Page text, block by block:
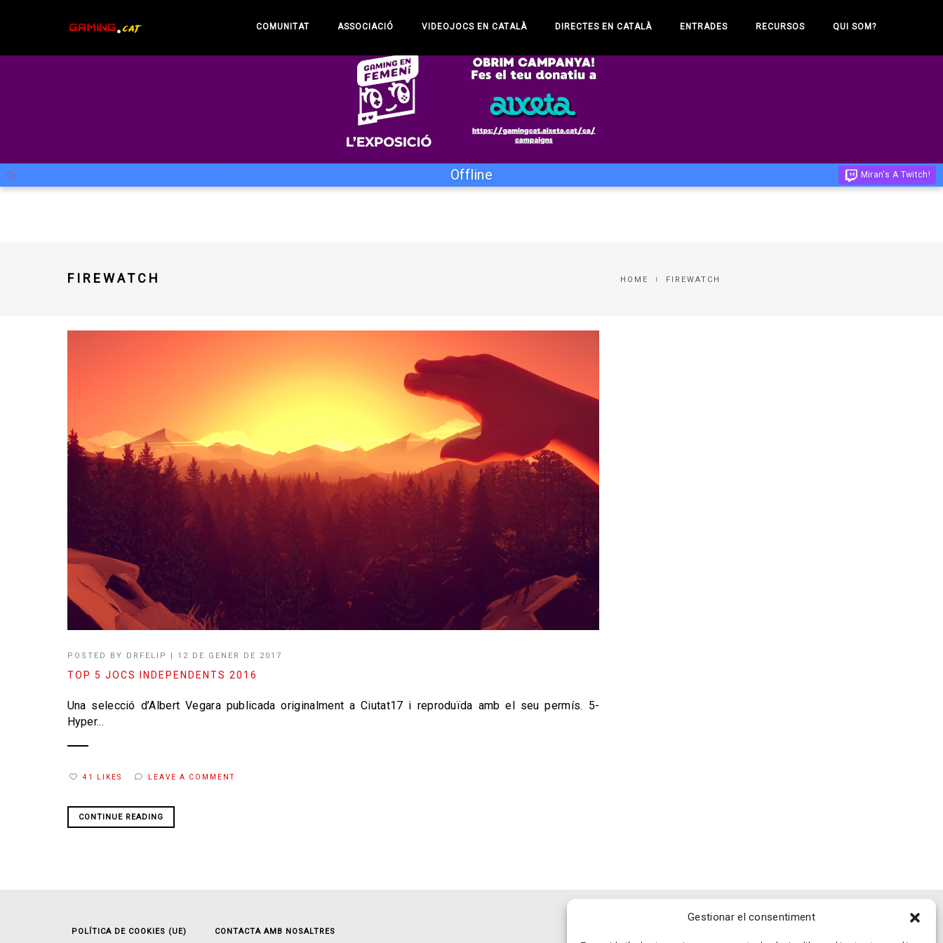
Gestionar el consentiment
Offline Miran's A Twitch!
COMUNITAT ASSOCIACIÓ VIDEOJOCS EN CATALÀ DIRECTES EN CATALÀ ENTRADES RECURSOS QUI SOM?
FIREWATCH HOME FIREWATCH
POSTED BY DRFELIP | 12 DE GENER DE 2017
TOP 5 JOCS INDEPENDENTS 2016
Una selecció d’Albert Vegara publicada originalment a Ciutat17 i reproduïda amb el seu permís. 5-
Hyper...
41 LIKES LEAVE A COMMENT
CONTINUE READING
POLÍTICA DE COOKIES (UE) CONTACTA AMB NOSALTRES